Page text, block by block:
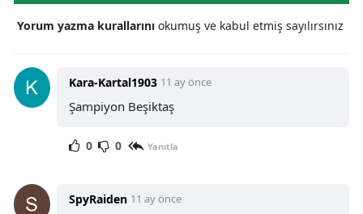
Yorum yazma kurallarını okumuş ve kabul etmiş sayılırsınız
Kara-Kartal1903 11 ay önce
Şampiyon Beşiktaş
0 0 Yanıtla
SpyRaiden 11 ay önce